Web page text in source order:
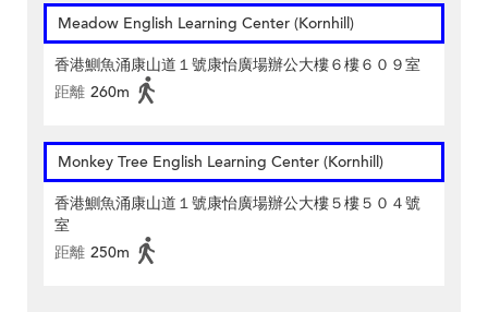
Meadow English Learning Center (Kornhill)
香港鰂魚涌康山道１號康怡廣場辦公大樓６樓６０９室
距離 260m
Monkey Tree English Learning Center (Kornhill)
香港鰂魚涌康山道１號康怡廣場辦公大樓５樓５０４號
室
距離 250m